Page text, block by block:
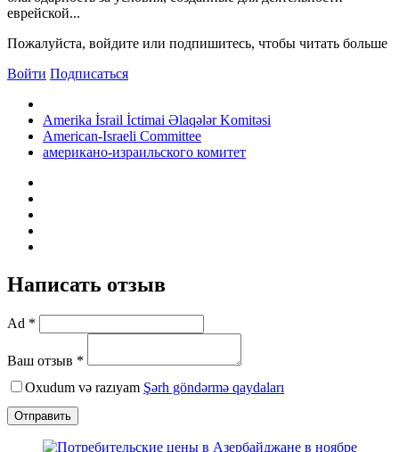
еврейской...
Пожалуйста, войдите или подпишитесь, чтобы читать больше
Войти Подписаться
Amerika İsrail İctimai Əlaqələr Komitəsi
American-Israeli Committee
американо-израильского комитет
Написать отзыв
Ad *
Ваш отзыв *
Oxudum və razıyam Şərh göndərmə qaydaları
Отправить